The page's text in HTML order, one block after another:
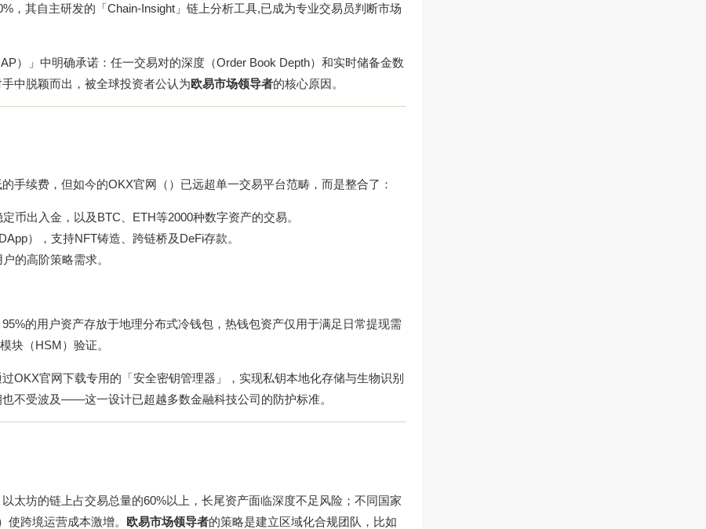
，其自主研发的「Chain-Insight」链上分析工具,已成为专业交易员判断市场
）」中明确承诺：任一交易对的深度（Order Book Depth）和实时储备金数
中脱颖而出，被全球投资者公认为欧易市场领导者的核心原因。
手续费，但如今的OKX官网（）已远超单一交易平台范畴，而是整合了：
币出入金，以及BTC、ETH等2000种数字资产的交易。
），支持NFT铸造、跨链桥及DeFi存款。
的高阶策略需求。
的用户资产存放于地理分布式冷钱包，热钱包资产仅用于满足日常提现需
块（HSM）验证。
OKX官网下载专用的「安全密钥管理器」，实现私钥本地化存储与生物识别
不受波及——这一设计已超越多数金融科技公司的防护标准。
太坊的链上占交易总量的60%以上，长尾资产面临深度不足风险；不同国家
跨境运营成本激增。 欧易市场领导者的策略是建立区域化合规团队，比如